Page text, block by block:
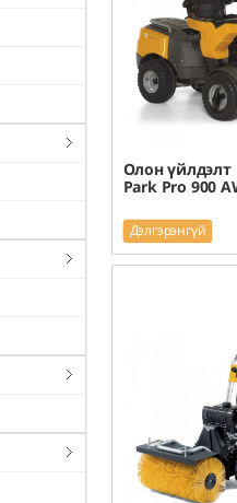
Олон
Park Pro 900
Дэлгэрэнгүй